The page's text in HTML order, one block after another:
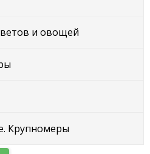
и овощей
Крупномеры